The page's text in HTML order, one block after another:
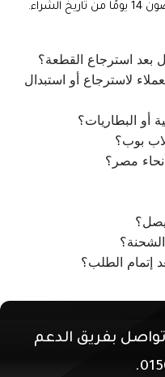
بعد استرجاع القطعة؟
لاسترجاع أو استبدال
أو البطاريات؟
بوب؟
مصر؟
يصل؟
إتمام الطلب؟
بفريق الدعم